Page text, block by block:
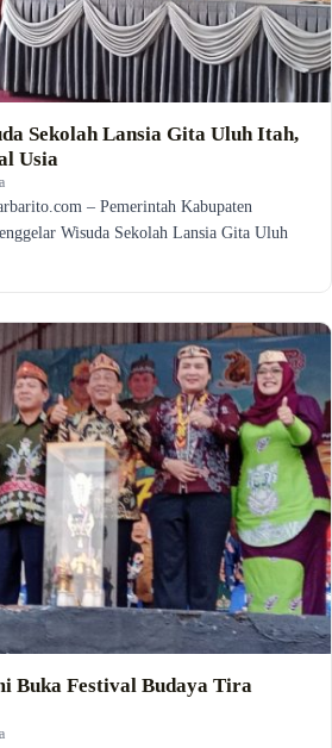
Sekolah Lansia Gita Uluh Itah,
Usia
– Pemerintah Kabupaten
Wisuda Sekolah Lansia Gita Uluh
Buka Festival Budaya Tira